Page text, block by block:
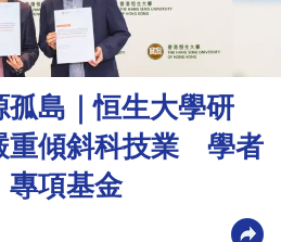
島｜恒生大學研
重傾斜科技業 學者
專項基金